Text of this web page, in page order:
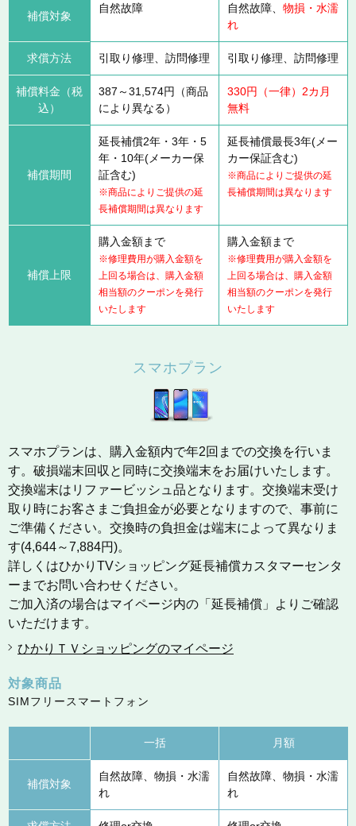
補償対象
自然故障 自然故障、 物損・水濡
れ
求償方法 引取り修理、訪問修理 引取り修理、訪問修理
補償料金（税
込）
387～31,574円（商品
により異なる）
330円（一律）2カ月
無料
補償期間
延長補償2年・3年・5
年・10年(メーカー保
証含む)
※商品によりご提供の延
長補償期間は異なります
延長補償最長3年(メー
カー保証含む)
※商品によりご提供の延
長補償期間は異なります
補償上限
購入金額まで
※修理費用が購入金額を
上回る場合は、購入金額
相当額のクーポンを発行
いたします
購入金額まで
※修理費用が購入金額を
上回る場合は、購入金額
相当額のクーポンを発行
いたします
スマホプラン
スマホプランは、購入金額内で年2回までの交換を行いま
す。破損端末回収と同時に交換端末をお届けいたします。
交換端末はリファービッシュ品となります。交換端末受け
取り時にお客さまご負担金が必要となりますので、事前に
ご準備ください。交換時の負担金は端末によって異なりま
す(4,644～7,884円)。
詳しくはひかりTVショッピング延長補償カスタマーセンタ
ーまでお問い合わせください。
ご加入済の場合はマイページ内の「延長補償」よりご確認
いただけます。
ひかりＴＶショッピングのマイページ
対象商品
SIMフリースマートフォン
一括 月額
補償対象
自然故障、物損・水濡
れ
自然故障、物損・水濡
れ